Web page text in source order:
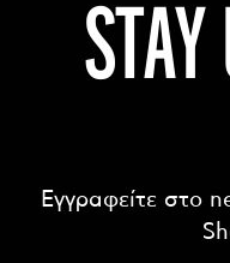
STAY
Εγγραφείτε στο